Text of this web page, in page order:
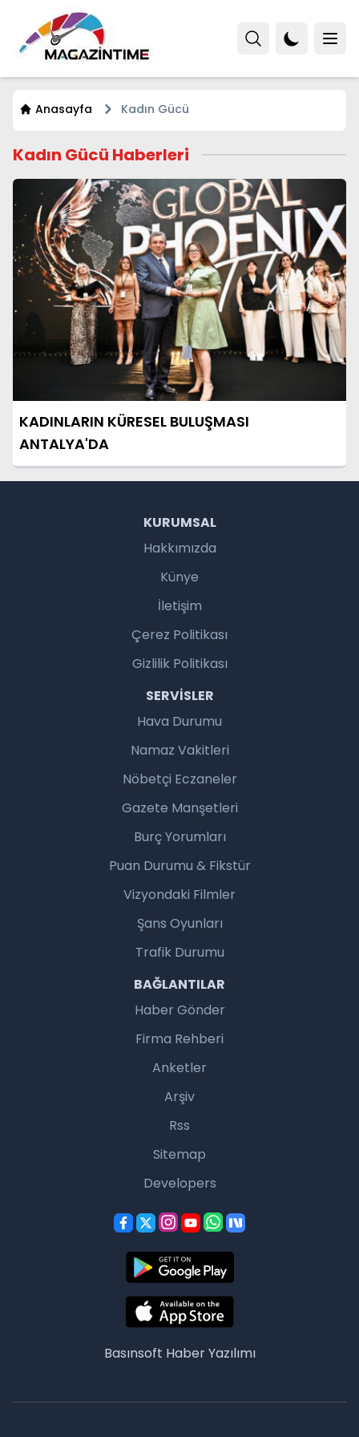
Anasayfa Kadın Gücü
Kadın Gücü Haberleri
KADINLARIN KÜRESEL BULUŞMASI
ANTALYA'DA
KURUMSAL
Hakkımızda
Künye
İletişim
Çerez Politikası
Gizlilik Politikası
SERVISLER
Hava Durumu
Namaz Vakitleri
Nöbetçi Eczaneler
Gazete Manşetleri
Burç Yorumları
Puan Durumu & Fikstür
Vizyondaki Filmler
Şans Oyunları
Trafik Durumu
BAĞLANTILAR
Haber Gönder
Firma Rehberi
Anketler
Arşiv
Rss
Sitemap
Developers
Basınsoft Haber Yazılımı